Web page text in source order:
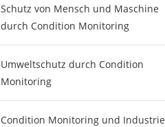
Schutz von Mensch und Maschine
durch Condition Monitoring
Umweltschutz durch Condition
Monitoring
Condition Monitoring und Industrie